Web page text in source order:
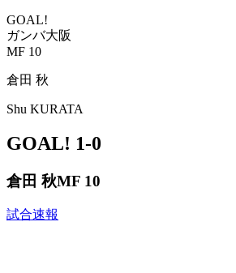
GOAL!
ガンバ大阪
MF 10
倉田 秋
Shu KURATA
GOAL! 1-0
倉田 秋MF 10
試合速報